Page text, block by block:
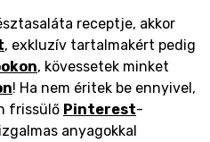
receptje, akkor
, exkluzív tartalmakért pedig
, kövessetek minket
! Ha nem éritek be ennyivel,
frissülő Pinterest-
anyagokkal